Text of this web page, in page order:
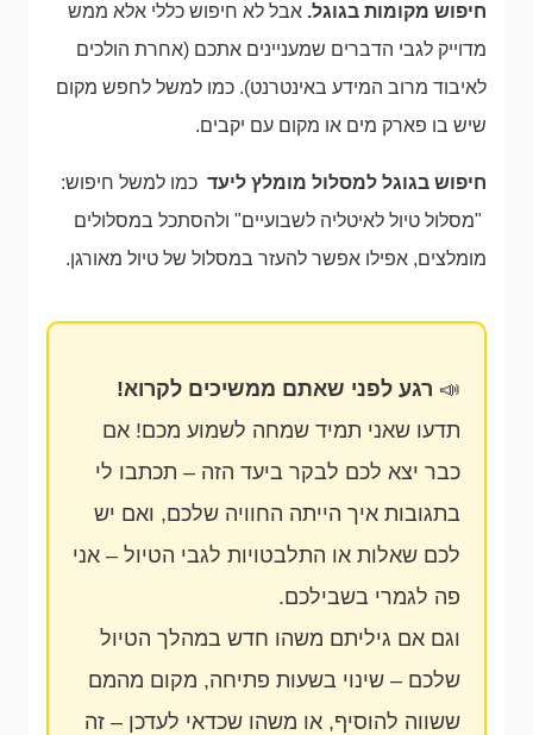
חיפוש מקומות בגוגל. אבל לא חיפוש כללי אלא ממש
מדוייק לגבי הדברים שמעניינים אתכם (אחרת הולכים
לאיבוד מרוב המידע באינטרנט). כמו למשל לחפש מקום
שיש בו פארק מים או מקום עם יקבים.
חיפוש בגוגל למסלול מומלץ ליעד כמו למשל חיפוש:
"מסלול טיול לאיטליה לשבועיים" ולהסתכל במסלולים
מומלצים, אפילו אפשר להעזר במסלול של טיול מאורגן.
📣 רגע לפני שאתם ממשיכים לקרוא!
תדעו שאני תמיד שמחה לשמוע מכם! אם
כבר יצא לכם לבקר ביעד הזה – תכתבו לי
בתגובות איך הייתה החוויה שלכם, ואם יש
לכם שאלות או התלבטויות לגבי הטיול – אני
פה לגמרי בשבילכם.
וגם אם גיליתם משהו חדש במהלך הטיול
שלכם – שינוי בשעות פתיחה, מקום מהמם
ששווה להוסיף, או משהו שכדאי לעדכן – זה